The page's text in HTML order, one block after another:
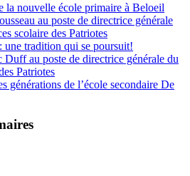
la nouvelle école primaire à Beloeil
au poste de directrice générale
scolaire des Patriotes
une tradition qui se poursuit!
au poste de directrice générale du
Patriotes
générations de l’école secondaire De